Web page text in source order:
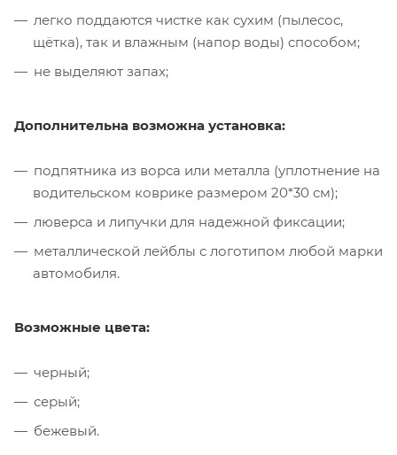
легко поддаются чистке как сухим (пылесос,
щётка), так и влажным (напор воды) способом;
не выделяют запах;
Дополнительна возможна установка:
подпятника из ворса или металла (уплотнение на
водительском коврике размером 20*30 см);
люверса и липучки для надежной фиксации;
металлической лейблы с логотипом любой марки
автомобиля.
Возможные цвета:
черный;
серый;
бежевый.